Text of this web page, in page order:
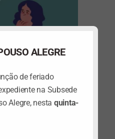
(abre em nova janela)
ALEGRE
de feriado
na Subsede
Alegre, nesta quinta-